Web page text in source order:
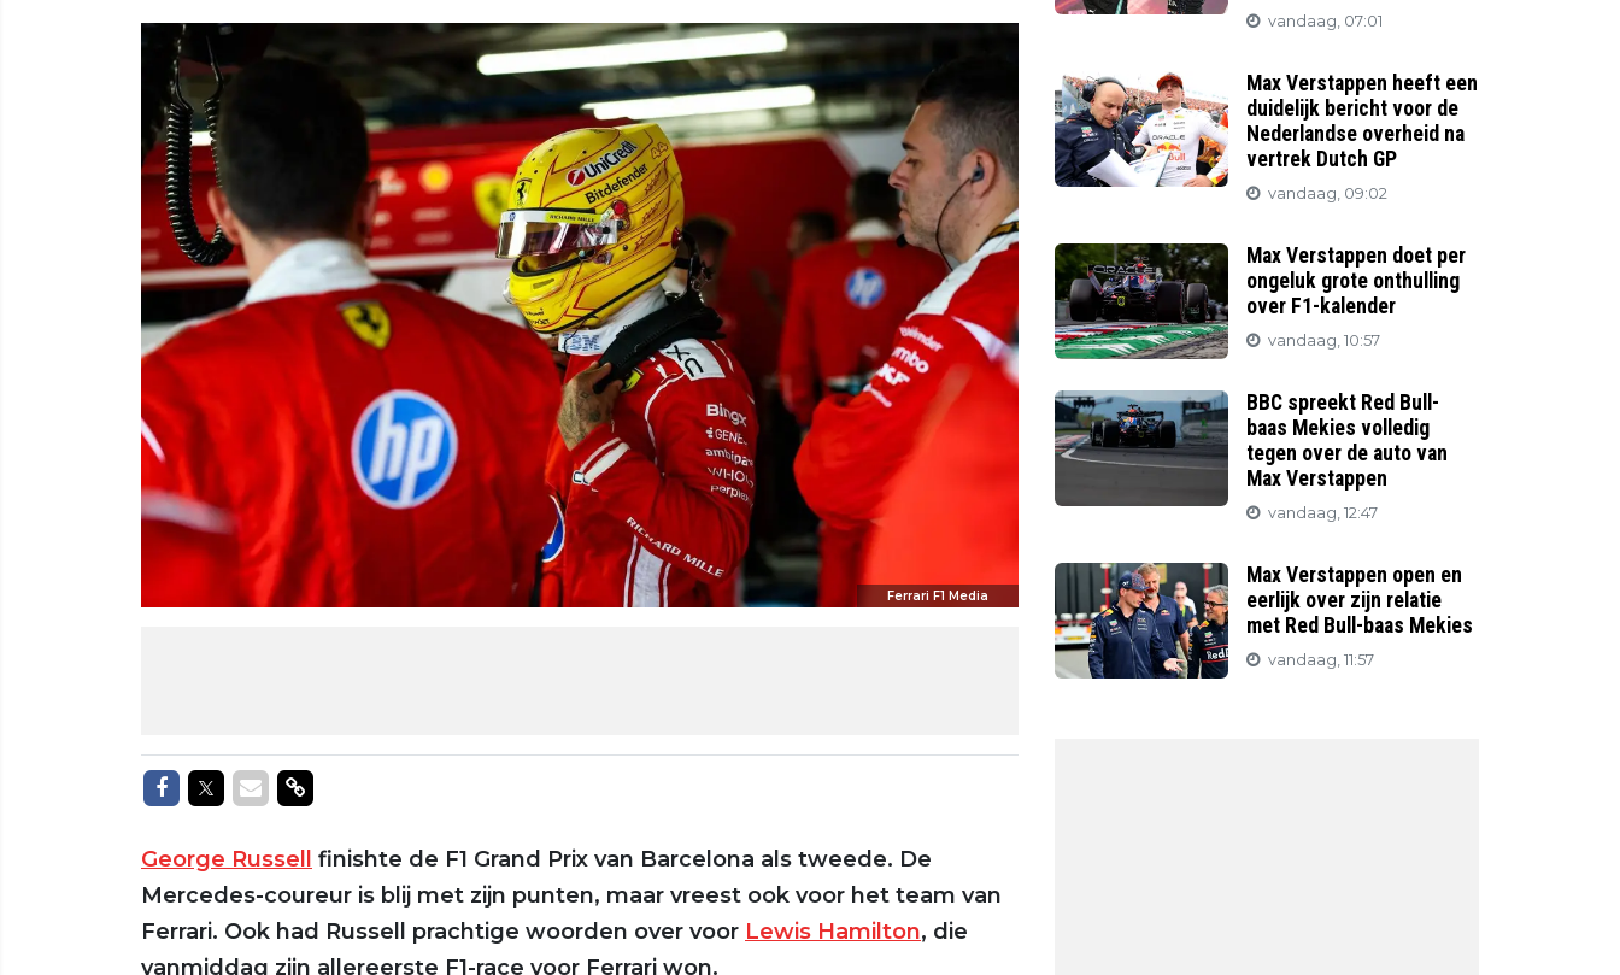
Ferrari F1 Media
Delen op Facebook
Delen op Twitter
Delen via Mail
Delen via link
George Russell
finishte de F1 Grand Prix van Barcelona als tweede. De
Mercedes-coureur is blij met zijn punten, maar vreest ook voor het team van
Ferrari. Ook had Russell prachtige woorden over voor Lewis Hamilton, die
vanmiddag zijn allereerste F1-race voor Ferrari won.
vandaag, 07:01
Max Verstappen heeft een
duidelijk bericht voor de
Nederlandse overheid na
vertrek Dutch GP
vandaag, 09:02
Max Verstappen doet per
ongeluk grote onthulling
over F1-kalender
vandaag, 10:57
BBC spreekt Red Bull-
baas Mekies volledig
tegen over de auto van
Max Verstappen
vandaag, 12:47
Max Verstappen open en
eerlijk over zijn relatie
met Red Bull-baas Mekies
vandaag, 11:57